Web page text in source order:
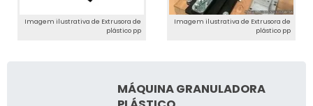
Imagem ilustrativa de Extrusora de
plástico pp
Imagem ilustrativa de Extrusora de
plástico pp
MÁQUINA GRANULADORA